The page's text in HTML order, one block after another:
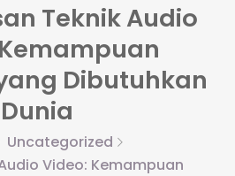
Teknik Audio
Dibutuhkan
Dunia
Uncategorized
Video: Kemampuan